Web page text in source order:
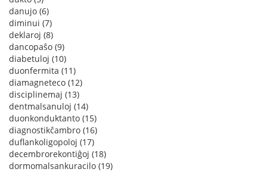
danujo (6)
diminui (7)
deklaroj (8)
dancopaŝo (9)
diabetuloj (10)
duonfermita (11)
diamagneteco (12)
disciplinemaj (13)
dentmalsanuloj (14)
duonkonduktanto (15)
diagnostikĉambro (16)
duflankoligopoloj (17)
decembrorekontiĝoj (18)
dormomalsankuracilo (19)